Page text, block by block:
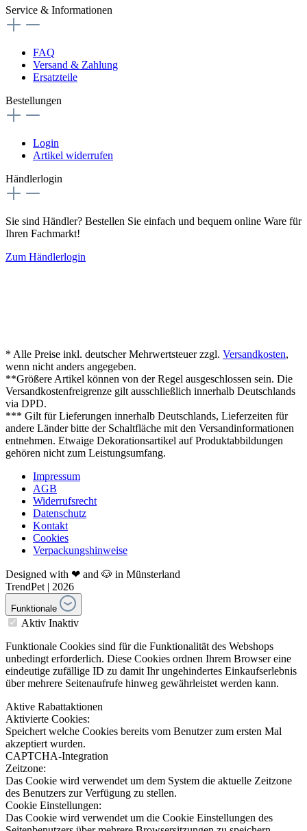
Service & Informationen
FAQ
Versand & Zahlung
Ersatzteile
Bestellungen
Login
Artikel widerrufen
Händlerlogin
Sie sind Händler? Bestellen Sie einfach und bequem online Ware für
Ihren Fachmarkt!
Zum Händlerlogin
* Alle Preise inkl. deutscher Mehrwertsteuer zzgl. Versandkosten,
wenn nicht anders angegeben.
**Größere Artikel können von der Regel ausgeschlossen sein. Die
Versandkostenfreigrenze gilt ausschließlich innerhalb Deutschlands
via DPD.
*** Gilt für Lieferungen innerhalb Deutschlands, Lieferzeiten für
andere Länder bitte der Schaltfläche mit den Versandinformationen
entnehmen. Etwaige Dekorationsartikel auf Produktabbildungen
gehören nicht zum Leistungsumfang.
Impressum
AGB
Widerrufsrecht
Datenschutz
Kontakt
Cookies
Verpackungshinweise
Designed with ❤ and 🐶 in Münsterland
TrendPet | 2026
Funktionale
Aktiv Inaktiv
Funktionale Cookies sind für die Funktionalität des Webshops
unbedingt erforderlich. Diese Cookies ordnen Ihrem Browser eine
eindeutige zufällige ID zu damit Ihr ungehindertes Einkaufserlebnis
über mehrere Seitenaufrufe hinweg gewährleistet werden kann.
Aktive Rabattaktionen
Aktivierte Cookies:
Speichert welche Cookies bereits vom Benutzer zum ersten Mal
akzeptiert wurden.
CAPTCHA-Integration
Zeitzone:
Das Cookie wird verwendet um dem System die aktuelle Zeitzone
des Benutzers zur Verfügung zu stellen.
Cookie Einstellungen:
Das Cookie wird verwendet um die Cookie Einstellungen des